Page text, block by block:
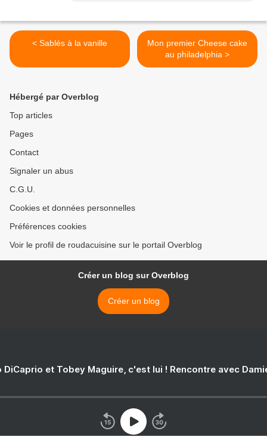
< Sablés à la vanille
Mon premier Cheese cake
au philadelphia >
Hébergé par Overblog
Top articles
Pages
Contact
Signaler un abus
C.G.U.
Cookies et données personnelles
Préférences cookies
Voir le profil de roudacuisine sur le portail Overblog
Créer un blog sur Overblog
Créer un blog
DiCaprio et Tobey Maguire, c'est lui ! Rencontre avec